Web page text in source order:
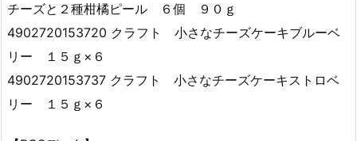
チーズと２種柑橘ピール ６個 ９０ｇ
4902720153720 クラフト 小さなチーズケーキブルーベ
リー １５ｇ×６
4902720153737 クラフト 小さなチーズケーキストロベ
リー １５ｇ×６